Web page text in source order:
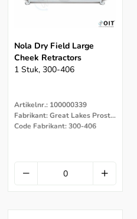
Nola Dry Field Large
Cheek Retractors
1 Stuk, 300-406
Artikelnr.: 100000339
Fabrikant: Great Lakes Prostodontics
Code Fabrikant: 300-406